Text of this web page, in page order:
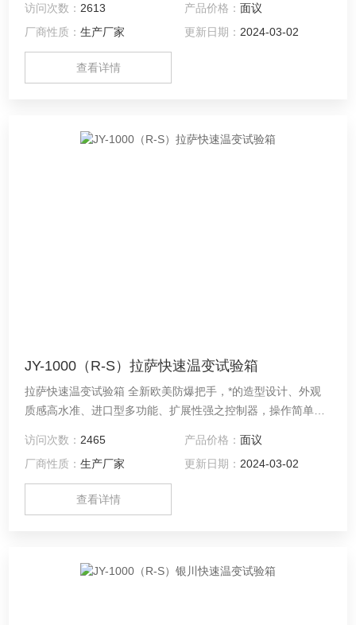
访问次数： 2613 产品价格： 面议
厂商性质：生产厂家 更新日期： 2024-03-02
查看详情
JY-1000（R-S）拉萨快速温变试验箱
拉萨快速温变试验箱 全新欧美防爆把手，*的造型设计、外观
质感高水准、进口型多功能、扩展性强之控制器，操作简单、
访问次数： 2465 产品价格： 面议
厂商性质：生产厂家 更新日期： 2024-03-02
查看详情